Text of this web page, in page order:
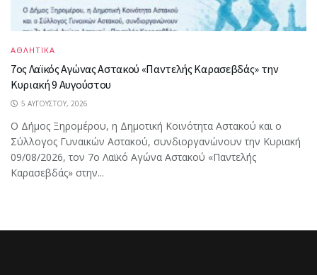
ΑΘΛΗΤΙΚΑ
7ος Λαϊκός Αγώνας Αστακού «Παντελής Καρασεβδάς» την
Κυριακή 9 Αυγούστου
5 ΑΥΓΟΎΣΤΟΥ, 2026
Ο Δήμος Ξηρομέρου, η Δημοτική Κοινότητα Αστακού και ο
Σύλλογος Γυναικών Αστακού, συνδιοργανώνουν την Κυριακή
09/08/2026, τον 7ο Λαϊκό Αγώνα Αστακού «Παντελής
Καρασεβδάς» στην...